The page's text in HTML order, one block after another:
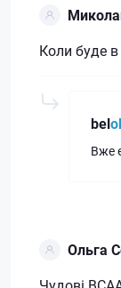
Коли буде в
bel
Вже
Ольга